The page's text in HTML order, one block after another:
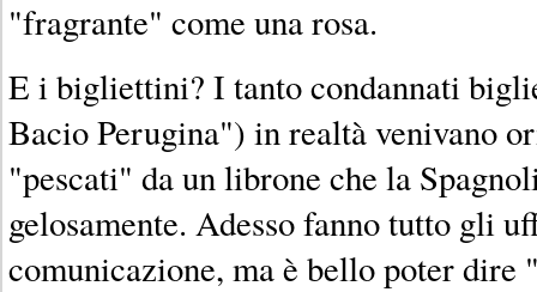
"fragrante" come una rosa.
E i bigliettini? I tanto condannati
Bacio Perugina") in realtà venivano
"pescati" da un librone che la
gelosamente. Adesso fanno tutto gli
comunicazione, ma è bello poter dire